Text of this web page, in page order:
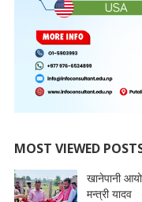
MOST VIEWED
खानेपानी
मन्त्री यादव